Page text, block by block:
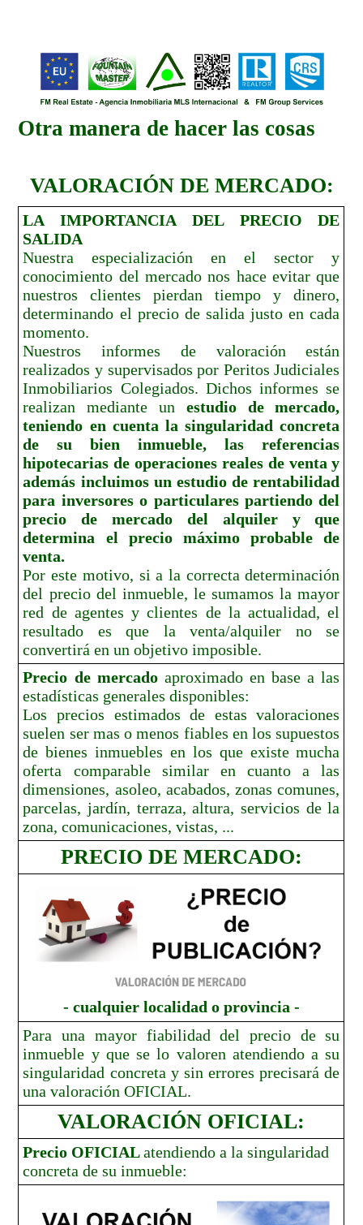
Otra manera de hacer las cosas
VALORACIÓN DE MERCADO:
LA IMPORTANCIA DEL PRECIO DE
SALIDA
Nuestra especialización en el sector y
conocimiento del mercado nos hace evitar que
nuestros clientes pierdan tiempo y dinero,
determinando el precio de salida justo en cada
momento.
Nuestros informes de valoración están
realizados y supervisados por Peritos Judiciales
Inmobiliarios Colegiados. Dichos informes se
realizan mediante un estudio de mercado,
teniendo en cuenta la singularidad concreta
de su bien inmueble, las referencias
hipotecarias de operaciones reales de venta y
además incluimos un estudio de rentabilidad
para inversores o particulares partiendo del
precio de mercado del alquiler y que
determina el precio máximo probable de
venta.
Por este motivo, si a la correcta determinación
del precio del inmueble, le sumamos la mayor
red de agentes y clientes de la actualidad, el
resultado es que la venta/alquiler no se
convertirá en un objetivo imposible.
Precio de mercadoaproximado en base a las
estadísticas generales disponibles:
Los precios estimados de estas valoraciones
suelen ser mas o menos fiables en los supuestos
de bienes inmuebles en los que existe mucha
oferta comparable similar en cuanto a las
dimensiones, asoleo, acabados, zonas comunes,
parcelas, jardín, terraza, altura, servicios de la
zona, comunicaciones, vistas, ...
PRECIO DE MERCADO:
- cualquier localidad o provincia -
Para una mayor fiabilidad del precio de su
inmueble y que se lo valoren atendiendo a su
singularidad concreta y sin errores precisará de
una valoración OFICIAL.
VALORACIÓN OFICIAL:
Precio OFICIALatendiendo a la singularidad
concreta de su inmueble: